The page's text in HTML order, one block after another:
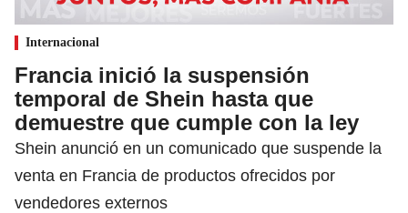
Internacional
Francia inició la suspensión
temporal de Shein hasta que
demuestre que cumple con la ley
Shein anunció en un comunicado que suspende la
venta en Francia de productos ofrecidos por
vendedores externos